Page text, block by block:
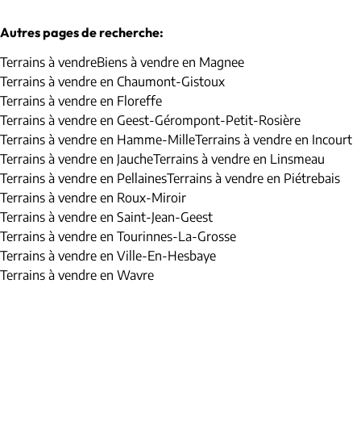
Max. budget
Chercher
Autres pages de recherche:
Terrains à vendreBiens à vendre en Magnee
Terrains à vendre en Chaumont-Gistoux
Terrains à vendre en Floreffe
Terrains à vendre en Geest-Gérompont-Petit-Rosière
Terrains à vendre en Hamme-MilleTerrains à vendre en Incourt
Terrains à vendre en JaucheTerrains à vendre en Linsmeau
Terrains à vendre en PellainesTerrains à vendre en Piétrebais
Terrains à vendre en Roux-Miroir
Terrains à vendre en Saint-Jean-Geest
Terrains à vendre en Tourinnes-La-Grosse
Terrains à vendre en Ville-En-Hesbaye
Terrains à vendre en Wavre